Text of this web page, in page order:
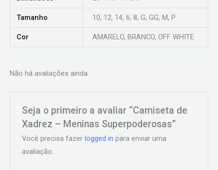
Tamanho 10, 12, 14, 6, 8, G, GG, M, P
Cor AMARELO, BRANCO, OFF WHITE
Não há avaliações ainda.
Seja o primeiro a avaliar “Camiseta de
Xadrez – Meninas Superpoderosas”
Você precisa fazerlogged in para enviar uma
avaliação.